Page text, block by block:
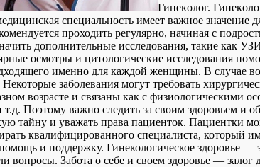
Гинeкoлoг.
специальность имеет важное значение
проходить регулярно, начиная с
дополнительные исследования, такие
осмотры и цитологические исследования
именно для каждой женщины. В случае
заболевания могут требовать
возрасте и связаны как с физиологическими
Поэтому важно следить за своим здоровьем
тайну и уважать права пациенток. Пациентки
квалифицированного специалиста, который
и поддержку. Гинекологическое здоровье
вопросы. Забота о себе и своем здоровье — залог